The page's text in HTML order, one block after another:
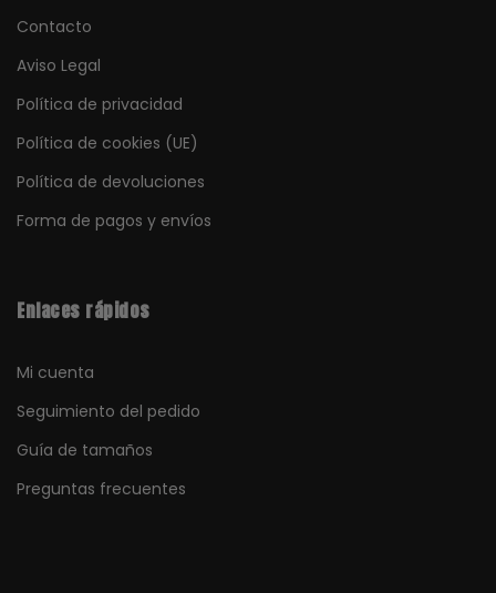
Contacto
Aviso Legal
Política de privacidad
Política de cookies (UE)
Política de devoluciones
Forma de pagos y envíos
Enlaces rápidos
Mi cuenta
Seguimiento del pedido
Guía de tamaños
Preguntas frecuentes